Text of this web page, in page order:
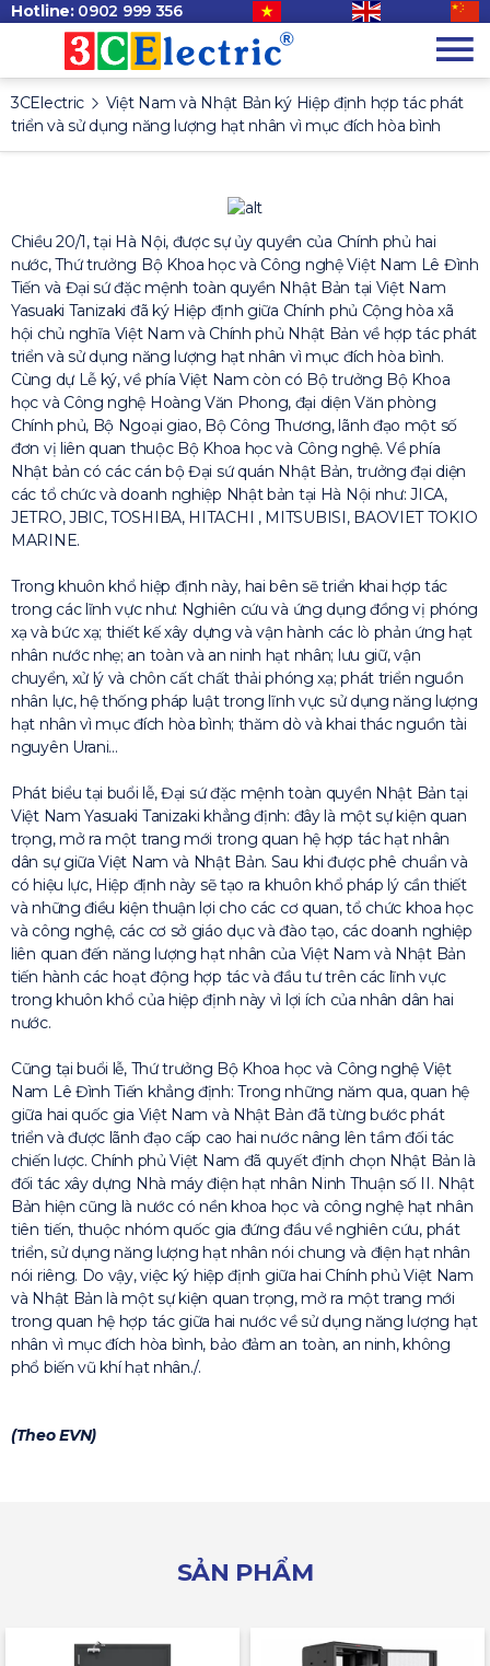
Hotline: 0902 999 356
3CElectric
Việt Nam và Nhật Bản ký Hiệp định hợp tác phát
triển và sử dụng năng lượng hạt nhân vì mục đích hòa bình
Chiều 20/1, tại Hà Nội, được sự ủy quyền của Chính phủ hai
nước, Thứ trưởng Bộ Khoa học và Công nghệ Việt Nam Lê Đình
Tiến và Đại sứ đặc mệnh toàn quyền Nhật Bản tại Việt Nam
Yasuaki Tanizaki đã ký Hiệp định giữa Chính phủ Cộng hòa xã
hội chủ nghĩa Việt Nam và Chính phủ Nhật Bản về hợp tác phát
triển và sử dụng năng lượng hạt nhân vì mục đích hòa bình.
Cùng dự Lễ ký, về phía Việt Nam còn có Bộ trưởng Bộ Khoa
học và Công nghệ Hoàng Văn Phong, đại diện Văn phòng
Chính phủ, Bộ Ngoại giao, Bộ Công Thương, lãnh đạo một số
đơn vị liên quan thuộc Bộ Khoa học và Công nghệ. Về phía
Nhật bản có các cán bộ Đại sứ quán Nhật Bản, trưởng đại diện
các tổ chức và doanh nghiệp Nhật bản tại Hà Nội như: JICA,
JETRO, JBIC, TOSHIBA, HITACHI , MITSUBISI, BAOVIET TOKIO
MARINE.
Trong khuôn khổ hiệp định này, hai bên sẽ triển khai hợp tác
trong các lĩnh vực như: Nghiên cứu và ứng dụng đồng vị phóng
xạ và bức xạ; thiết kế xây dựng và vận hành các lò phản ứng hạt
nhân nước nhẹ; an toàn và an ninh hạt nhân; lưu giữ, vận
chuyển, xử lý và chôn cất chất thải phóng xạ; phát triển nguồn
nhân lực, hệ thống pháp luật trong lĩnh vực sử dụng năng lượng
hạt nhân vì mục đích hòa bình; thăm dò và khai thác nguồn tài
nguyên Urani…
Phát biểu tại buổi lễ, Đại sứ đặc mệnh toàn quyền Nhật Bản tại
Việt Nam Yasuaki Tanizaki khẳng định: đây là một sự kiện quan
trọng, mở ra một trang mới trong quan hệ hợp tác hạt nhân
dân sự giữa Việt Nam và Nhật Bản. Sau khi được phê chuẩn và
có hiệu lực, Hiệp định này sẽ tạo ra khuôn khổ pháp lý cần thiết
và những điều kiện thuận lợi cho các cơ quan, tổ chức khoa học
và công nghệ, các cơ sở giáo dục và đào tạo, các doanh nghiệp
liên quan đến năng lượng hạt nhân của Việt Nam và Nhật Bản
tiến hành các hoạt động hợp tác và đầu tư trên các lĩnh vực
trong khuôn khổ của hiệp định này vì lợi ích của nhân dân hai
nước.
Cũng tại buổi lễ, Thứ trưởng Bộ Khoa học và Công nghệ Việt
Nam Lê Đình Tiến khẳng định: Trong những năm qua, quan hệ
giữa hai quốc gia Việt Nam và Nhật Bản đã từng bước phát
triển và được lãnh đạo cấp cao hai nước nâng lên tầm đối tác
chiến lược. Chính phủ Việt Nam đã quyết định chọn Nhật Bản là
đối tác xây dựng Nhà máy điện hạt nhân Ninh Thuận số II. Nhật
Bản hiện cũng là nước có nền khoa học và công nghệ hạt nhân
tiên tiến, thuộc nhóm quốc gia đứng đầu về nghiên cứu, phát
triển, sử dụng năng lượng hạt nhân nói chung và điện hạt nhân
nói riêng. Do vậy, việc ký hiệp định giữa hai Chính phủ Việt Nam
và Nhật Bản là một sự kiện quan trọng, mở ra một trang mới
trong quan hệ hợp tác giữa hai nước về sử dụng năng lượng hạt
nhân vì mục đích hòa bình, bảo đảm an toàn, an ninh, không
phổ biến vũ khí hạt nhân./.
(Theo EVN)
SẢN PHẨM